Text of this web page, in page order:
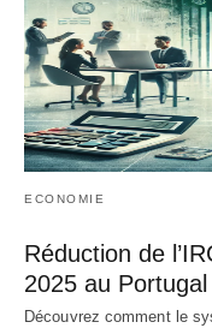
ECONOMIE
Réduction de
2025 au Portugal
Découvrez comment le